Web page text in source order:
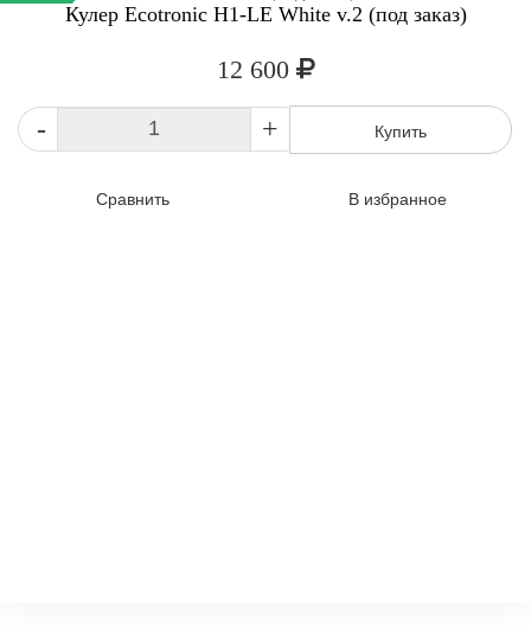
Кулер Ecotronic H1-LE White v.2 (под заказ)
12 600
- + Купить
Сравнить В избранное